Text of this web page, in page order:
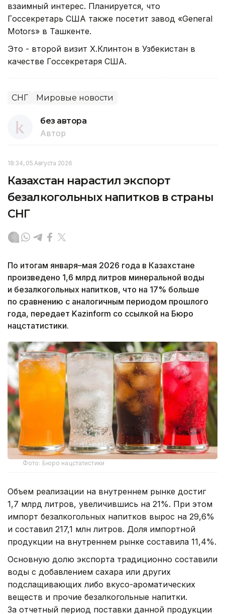
взаимный интерес. Планируется, что
Госсекретарь США также посетит завод «General
Motors» в Ташкенте.
Это - второй визит Х.Клинтон в Узбекистан в
качестве Госсекретаря США.
СНГ Мировые новости
без автора
Автор
18:34, 05 Августа 2026
Казахстан нарастил экспорт
безалкогольных напитков в страны
СНГ
По итогам января–мая 2026 года в Казахстане
произведено 1,6 млрд литров минеральной воды
и безалкогольных напитков, что на 17% больше
по сравнению с аналогичным периодом прошлого
года, передает Kazinform со ссылкой на Бюро
нацстатистики.
Фото: Бюро нацстатистики
Объем реализации на внутреннем рынке достиг
1,7 млрд литров, увеличившись на 21%. При этом
импорт безалкогольных напитков вырос на 29,6%
и составил 217,1 млн литров. Доля импортной
продукции на внутреннем рынке составила 11,4%.
Основную долю экспорта традиционно составили
воды с добавлением сахара или других
подслащивающих либо вкусо-ароматических
веществ и прочие безалкогольные напитки.
За отчетный период поставки данной продукции